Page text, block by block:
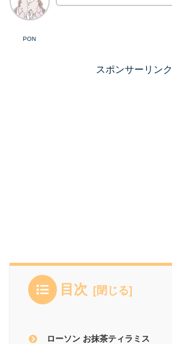
PON
スポンサーリンク
目次
ローソン お抹茶ティラミス